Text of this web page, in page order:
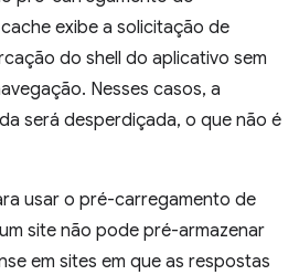
exibe a solicitação de
do shell do aplicativo sem
Nesses casos, a
será desperdiçada, o que não é
usar o pré-carregamento de
site não pode pré-armazenar
em sites em que as respostas